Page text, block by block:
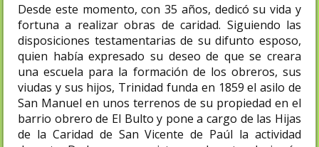
Desde este momento, con 35 años, dedicó su vida y
fortuna a realizar obras de caridad. Siguiendo las
disposiciones testamentarias de su difunto esposo,
quien había expresado su deseo de que se creara
una escuela para la formación de los obreros, sus
viudas y sus hijos, Trinidad funda en 1859 el asilo de
San Manuel en unos terrenos de su propiedad en el
barrio obrero de El Bulto y pone a cargo de las Hijas
de la Caridad de San Vicente de Paúl la actividad